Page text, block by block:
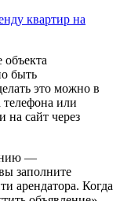
квартир на
объекта
быть
это можно в
или
сайт через
—
заполните
арендатора. Когда